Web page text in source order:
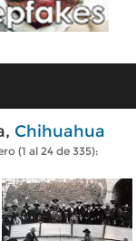
Chihuahua
(1 al 24 de 335):